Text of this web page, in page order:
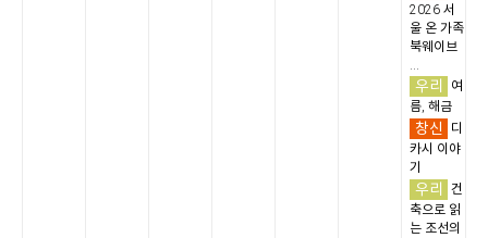
2026 서
울 온 가족
북웨이브
...
우리
여
름, 해금
창신
디
카시 이야
기
우리
건
축으로 읽
는 조선의